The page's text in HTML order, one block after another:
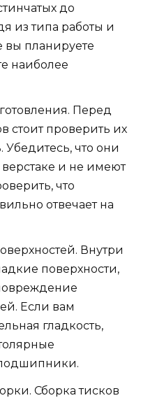
до
из типа работы и
вы планируете
наиболее
Перед
стоит проверить их
Убедитесь, что они
и не имеют
что
отвечает на
Внутри
поверхности,
Если вам
гладкость,
Сборка тисков